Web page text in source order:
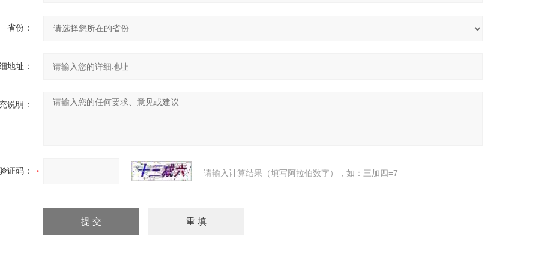
省份：
地址：
说明：
证码： 请输入计算结果（填写阿拉伯数字），如：三加四=7